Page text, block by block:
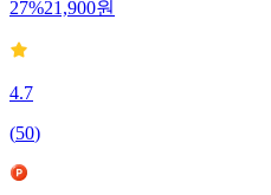
27%21,900원
4.7
(50)